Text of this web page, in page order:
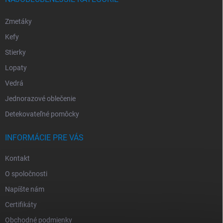
Zmetáky
Kefy
Stierky
Lopaty
Vedrá
Jednorazové oblečenie
Detekovateľné pomôcky
INFORMÁCIE PRE VÁS
Kontakt
O spoločnosti
Napíšte nám
Certifikáty
Obchodné podmienky